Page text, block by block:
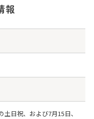
報
日祝、および7月15日、